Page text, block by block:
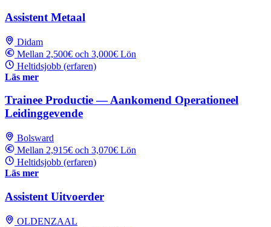
Assistent Metaal
Didam
Mellan 2,500€ och 3,000€ Lön
Heltidsjobb (erfaren)
Läs mer
Trainee Productie — Aankomend Operationeel
Leidinggevende
Bolsward
Mellan 2,915€ och 3,070€ Lön
Heltidsjobb (erfaren)
Läs mer
Assistent Uitvoerder
OLDENZAAL